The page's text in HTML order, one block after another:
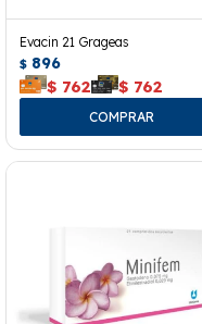
Evacin 21 Grageas
$ 896
$ 762 $ 762